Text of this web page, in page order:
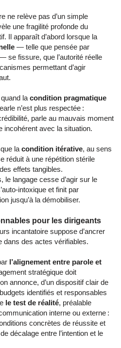
ne relève pas d’un simple
une fragilité profonde du
— telle que pensée par
se fissure, que l’autorité réelle
permettant d’agir
quand la
condition pragmatique
n’est plus respectée :
parle au mauvais moment
incohérent avec la situation.
la
condition itérative, au sens
réduit à une répétition stérile
effets tangibles.
le langage cesse d’agir sur le
intoxique et finit par
jusqu’à la démobiliser.
pour les dirigeants
incantatoire suppose d’ancrer
dans des actes vérifiables.
l’alignement entre parole et
stratégique doit
annonce, d’un dispositif clair de
identifiés et responsables
le test de réalité, préalable
interne ou externe :
concrètes de réussite et
décalage entre l’intention et le